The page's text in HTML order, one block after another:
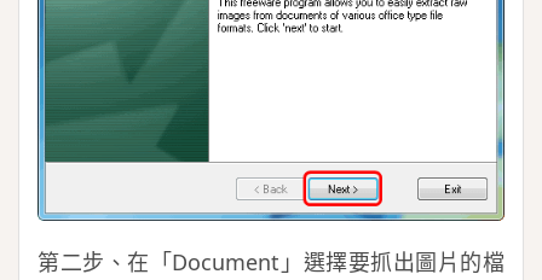
第二步、在「Document」選擇要抓出圖片的檔